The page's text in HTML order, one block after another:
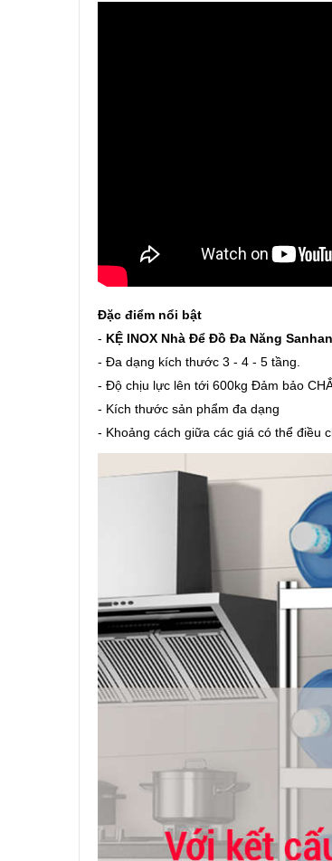
Đặc điểm nổi bật
- KỆ INOX Nhà Để Đồ Đa Năng
- Đa dạng kích thước 3 - 4 - 5 tầng.
- Độ chịu lực lên tới 600kg Đảm bảo
- Kích thước sản phẩm đa dạng
- Khoảng cách giữa các giá có thể điều